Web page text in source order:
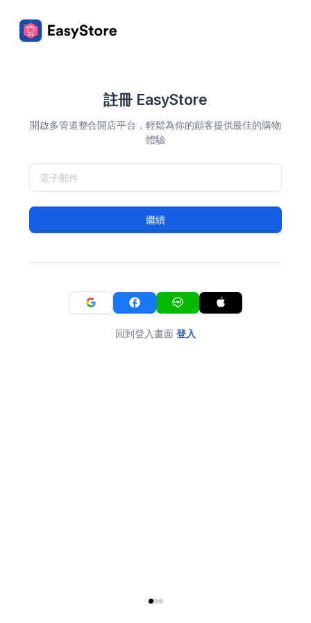
註冊 EasyStore
開啟多管道整合開店平台，輕鬆為你的顧客提供最佳的購物
體驗
繼續
回到登入畫面 登入